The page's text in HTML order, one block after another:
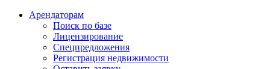
Арендаторам
Поиск по базе
Лицензирование
Спецпредложения
Регистрация недвижимости